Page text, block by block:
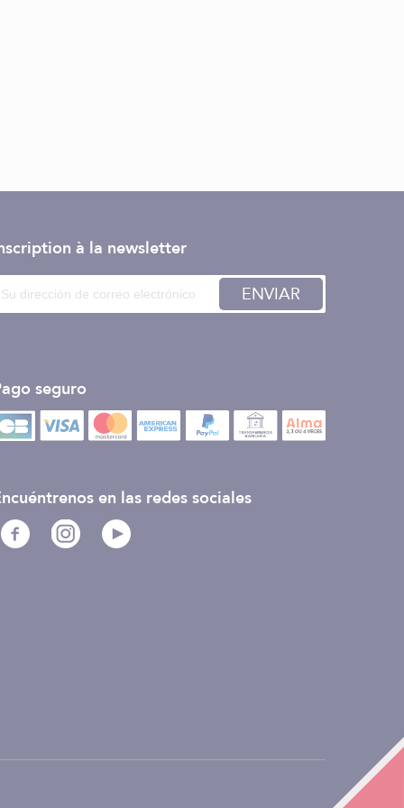
à la newsletter
ENVIAR
seguro
en las redes sociales